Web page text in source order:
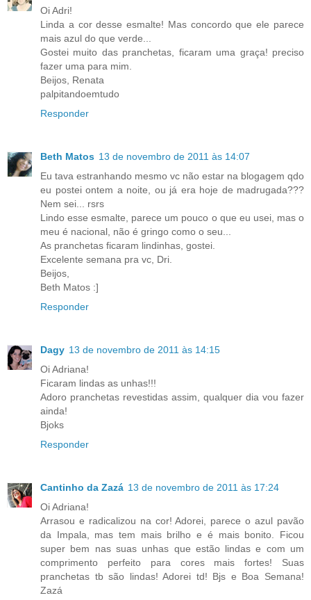
Oi Adri!
Linda a cor desse esmalte! Mas concordo que ele parece
mais azul do que verde...
Gostei muito das pranchetas, ficaram uma graça! preciso
fazer uma para mim.
Beijos, Renata
palpitandoemtudo
Responder
Beth Matos 13 de novembro de 2011 às 14:07
Eu tava estranhando mesmo vc não estar na blogagem qdo
eu postei ontem a noite, ou já era hoje de madrugada???
Nem sei... rsrs
Lindo esse esmalte, parece um pouco o que eu usei, mas o
meu é nacional, não é gringo como o seu...
As pranchetas ficaram lindinhas, gostei.
Excelente semana pra vc, Dri.
Beijos,
Beth Matos :]
Responder
Dagy 13 de novembro de 2011 às 14:15
Oi Adriana!
Ficaram lindas as unhas!!!
Adoro pranchetas revestidas assim, qualquer dia vou fazer
ainda!
Bjoks
Responder
Cantinho da Zazá 13 de novembro de 2011 às 17:24
Oi Adriana!
Arrasou e radicalizou na cor! Adorei, parece o azul pavão
da Impala, mas tem mais brilho e é mais bonito. Ficou
super bem nas suas unhas que estão lindas e com um
comprimento perfeito para cores mais fortes! Suas
pranchetas tb são lindas! Adorei td! Bjs e Boa Semana!
Zazá